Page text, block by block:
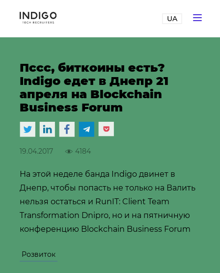
UA
Пссс, биткоины есть?
Indigo едет в Днепр 21
апреля на Blockchain
Business Forum
19.04.2017 4184
На этой неделе банда Indigo двинет в
Днепр, чтобы попасть не только на Валить
нельзя остаться и RunIT: Client Team
Transformation Dnipro, но и на пятничную
конференцию Blockchain Business Forum
Розвиток